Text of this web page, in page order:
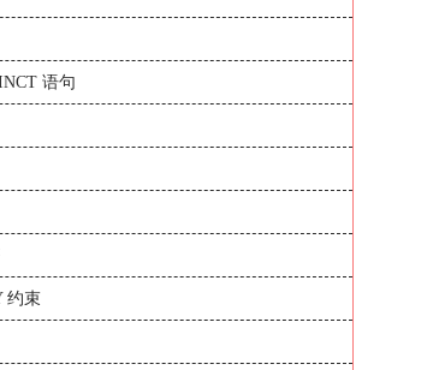
语句
约束